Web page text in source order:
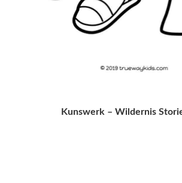
Kunswerk – Wildernis